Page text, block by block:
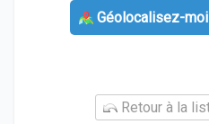
Géolocalisez-moi
Retour à la